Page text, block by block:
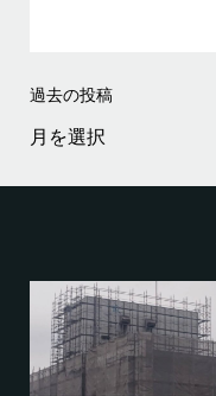
過去の投稿
過
去
投